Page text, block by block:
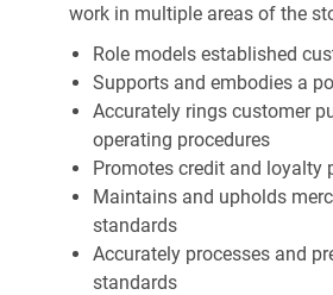
work in multiple areas of the
Role models established
Supports and embodies a
Accurately rings customer
operating procedures
Promotes credit and loyalty
Maintains and upholds
standards
Accurately processes and
standards